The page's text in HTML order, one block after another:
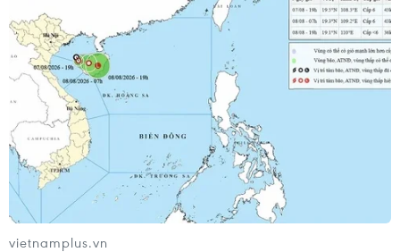
Cổ Đô: Từ làng lụa, làng tiến sỹ đến làng
họa sỹ nổi danh
01/10/2023 23:16
Không chỉ giữ vẻ đẹp của làng quê đồng bằng Bắc Bộ,
Cổ Đô xưa nổi tiếng là làng lụa, vùng đất của những
danh nhân nổi tiếng và giờ đây nổi danh là làng họa
sỹ.
vietnamplus.vn